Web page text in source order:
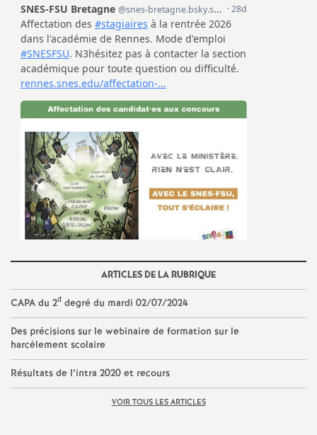
ARTICLES DE LA RUBRIQUE
CAPA du 2d degré du mardi 02/07/2024
Des précisions sur le webinaire de formation sur le
harcèlement scolaire
Résultats de l’intra 2020 et recours
VOIR TOUS LES ARTICLES